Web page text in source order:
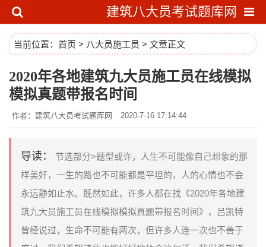
建筑八大员考试题库网
当前位置： 首页 > 八大员施工员 > 文章正文
2020年各地建筑九大员施工员在线模拟
模拟真题带报名时间
作者：建筑八大员考试题库网 2020-7-16 17:14:44
导读：
节选部分>题型或许，人生不可能像自己想象的那
样美好，一生的路也不可能都是平坦的，人的心情也不会
永远静如止水。既然如此，许多人都在找《2020年各地建
筑九大员施工员在线模拟模拟真题带报名时间》，吕凯特
曾经说过，生命不可能有两次，但许多人连一次也不善于